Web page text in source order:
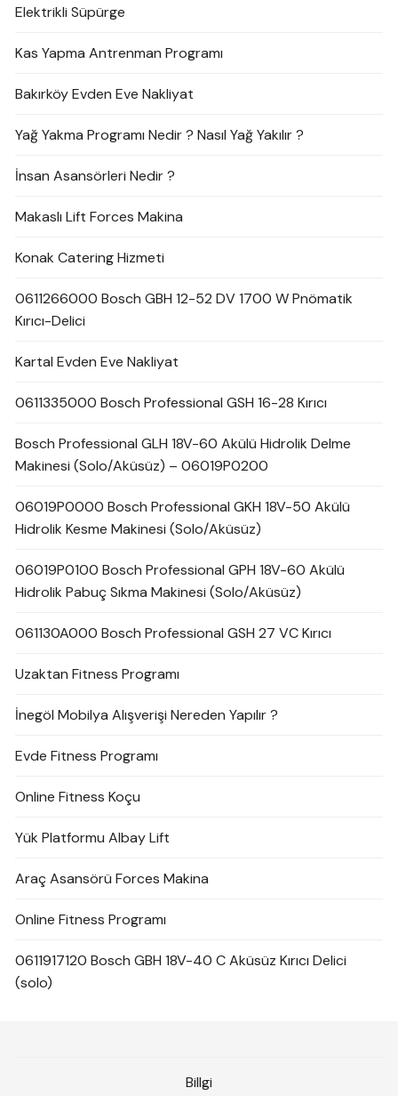
Elektrikli Süpürge
Kas Yapma Antrenman Programı
Bakırköy Evden Eve Nakliyat
Yağ Yakma Programı Nedir ? Nasıl Yağ Yakılır ?
İnsan Asansörleri Nedir ?
Makaslı Lift Forces Makina
Konak Catering Hizmeti
0611266000 Bosch GBH 12-52 DV 1700 W Pnömatik
Kırıcı-Delici
Kartal Evden Eve Nakliyat
0611335000 Bosch Professional GSH 16-28 Kırıcı
Bosch Professional GLH 18V-60 Akülü Hidrolik Delme
Makinesi (Solo/Aküsüz) – 06019P0200
06019P0000 Bosch Professional GKH 18V-50 Akülü
Hidrolik Kesme Makinesi (Solo/Aküsüz)
06019P0100 Bosch Professional GPH 18V-60 Akülü
Hidrolik Pabuç Sıkma Makinesi (Solo/Aküsüz)
061130A000 Bosch Professional GSH 27 VC Kırıcı
Uzaktan Fitness Programı
İnegöl Mobilya Alışverişi Nereden Yapılır ?
Evde Fitness Programı
Online Fitness Koçu
Yük Platformu Albay Lift
Araç Asansörü Forces Makina
Online Fitness Programı
0611917120 Bosch GBH 18V-40 C Aküsüz Kırıcı Delici
(solo)
Billgi